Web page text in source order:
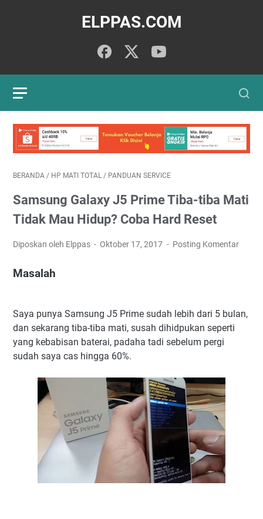
ELPPAS.COM
BERANDA / HP MATI TOTAL / PANDUAN SERVICE
Samsung Galaxy J5 Prime Tiba-tiba Mati
Tidak Mau Hidup? Coba Hard Reset
Diposkan oleh Elppas Oktober 17, 2017 Posting Komentar
Masalah
Saya punya Samsung J5 Prime sudah lebih dari 5 bulan,
dan sekarang tiba-tiba mati, susah dihidpukan seperti
yang kebabisan baterai, padaha tadi sebelum pergi
sudah saya cas hingga 60%.